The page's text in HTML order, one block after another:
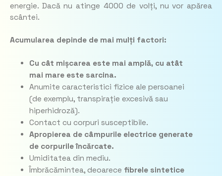
energie. Dacă nu atinge 4000 de volți, nu vor apărea
scântei.
Acumularea depinde de mai mulți factori:
Cu cât mișcarea este mai amplă, cu atât
mai mare este sarcina.
Anumite caracteristici fizice ale persoanei
(de exemplu, transpirație excesivă sau
hiperhidroză).
Contact cu corpuri susceptibile.
Apropierea de câmpurile electrice generate
de corpurile încărcate.
Umiditatea din mediu.
Îmbrăcămintea, deoarece fibrele sintetice